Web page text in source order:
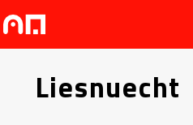
Liesnuecht